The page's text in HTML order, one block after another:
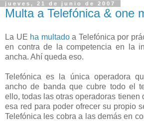
jueves, 21 de junio de 2007
Multa a Telefónica & one
La UE ha multadoa Telefónica por
en contra de la competencia en la
ancha. Ahí queda eso.
Telefónica es la única operadora
ancho de banda que cubre todo el
ello, todas las otras operadoras tienen
esa red para poder ofrecer su propio
Telefónica les cobra a las demás en